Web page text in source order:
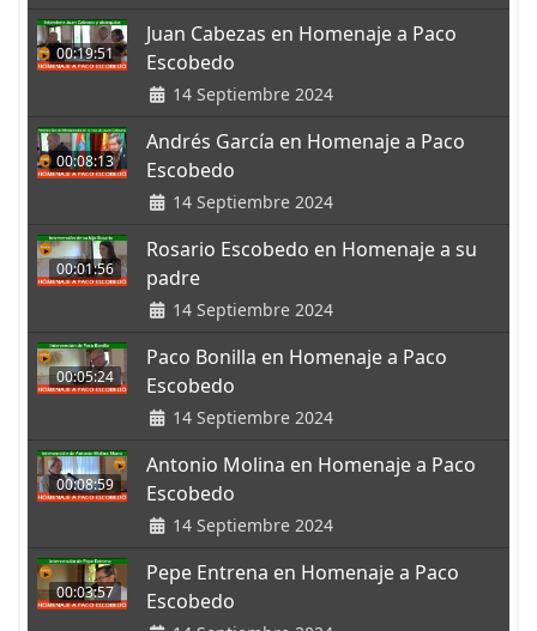
00:19:51
Juan Cabezas en Homenaje a Paco
Escobedo
14 Septiembre 2024
00:08:13
Andrés García en Homenaje a Paco
Escobedo
14 Septiembre 2024
00:01:56
Rosario Escobedo en Homenaje a su
padre
14 Septiembre 2024
00:05:24
Paco Bonilla en Homenaje a Paco
Escobedo
14 Septiembre 2024
00:08:59
Antonio Molina en Homenaje a Paco
Escobedo
14 Septiembre 2024
00:03:57
Pepe Entrena en Homenaje a Paco
Escobedo